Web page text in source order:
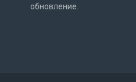
обновление.